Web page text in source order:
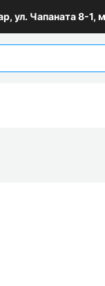
ул. Чапаната 8-1,